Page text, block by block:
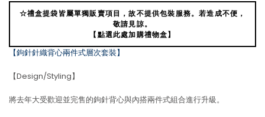
☆禮盒提袋皆屬單獨販賣項目，故不提供包裝服務。若造成不便，
敬請見諒。
【點選此處加購禮物盒】
【鉤針針織背心兩件式層次套裝】
【Design/Styling】
將去年大受歡迎並完售的鉤針背心與內搭兩件式組合進行升級。